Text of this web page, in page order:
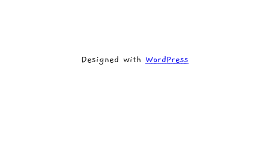
Designed with WordPress